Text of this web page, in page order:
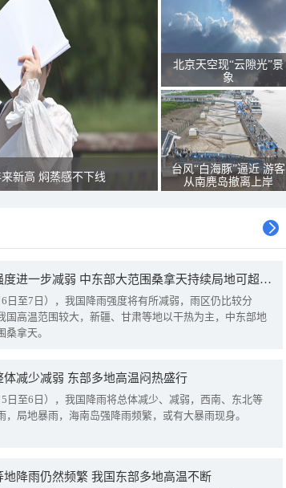
新高 焖蒸感不下线
北京天空现“云隙光”景
象
台风“白海豚”逼近 游客
从南麂岛撤离上岸
我国降雨强度进一步减弱 中东部大范围桑拿天持续局地可超38℃
日至7日），我国降雨强度将有所减弱，雨区仍比较分
国高温范围较大，新疆、甘肃等地以干热为主，中东部地
桑拿天。
体减少减弱 东部多地高温闷热盛行
日至6日），我国降雨将总体减少、减弱，西南、东北等
，局地暴雨，海南岛强降雨频繁，或有大暴雨现身。
地降雨仍然频繁 我国东部多地高温不断